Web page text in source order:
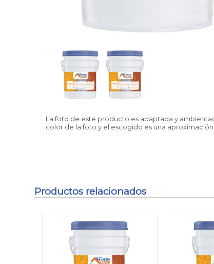
La foto de este producto es adaptada y
color de la foto y el escogido es una aproximación
Productos relacionados